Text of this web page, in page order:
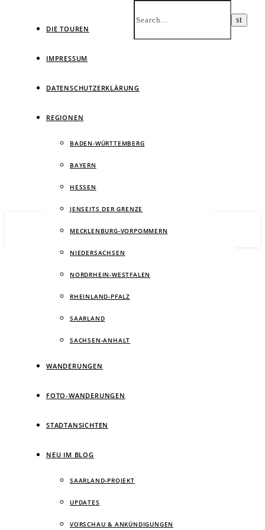
DIE TOUREN
IMPRESSUM
DATENSCHUTZERKLÄRUNG
REGIONEN
BADEN-WÜRTTEMBERG
BAYERN
HESSEN
JENSEITS DER GRENZE
MECKLENBURG-VORPOMMERN
NIEDERSACHSEN
NORDRHEIN-WESTFALEN
RHEINLAND-PFALZ
SAARLAND
SACHSEN-ANHALT
WANDERUNGEN
FOTO-WANDERUNGEN
STADTANSICHTEN
NEU IM BLOG
SAARLAND-PROJEKT
UPDATES
VORSCHAU & ANKÜNDIGUNGEN